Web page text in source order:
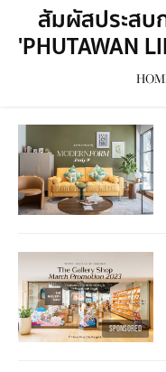
สัมผัสประส
'PHUTAWAN
SPONSORED